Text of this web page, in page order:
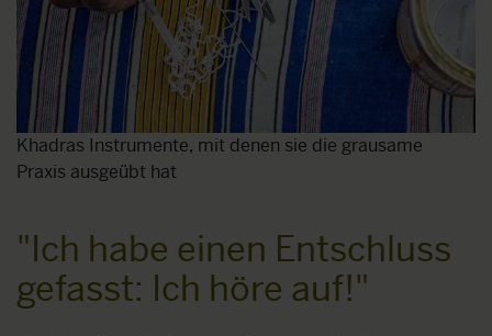
Khadras Instrumente, mit denen sie die grausame
Praxis ausgeübt hat
"Ich habe einen Entschluss
gefasst: Ich höre auf!"